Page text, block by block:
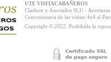
UTE VISITACABAÑEROS
Cladium y Asociados SLU -
Concesionaria de las visitas 4x4 al
Copyright © 2022. Prohibida la